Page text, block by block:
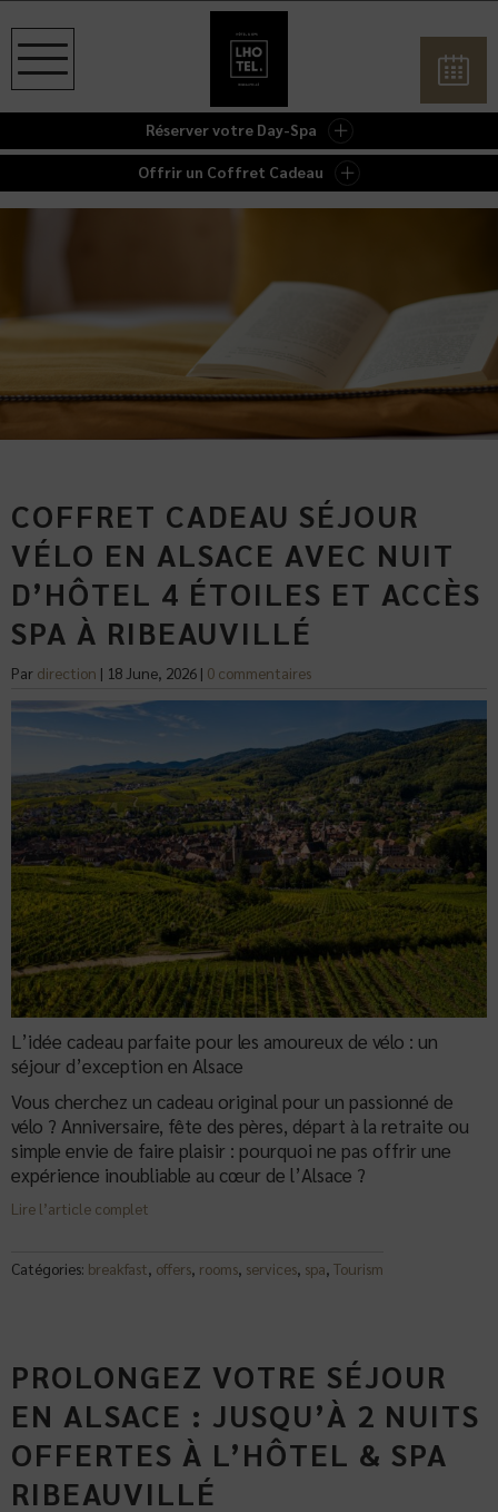
Réserver votre Day-Spa
Offrir un Coffret Cadeau
COFFRET CADEAU SÉJOUR
VÉLO EN ALSACE AVEC NUIT
D’HÔTEL 4 ÉTOILES ET ACCÈS
SPA À RIBEAUVILLÉ
Par direction | 18 June, 2026 | 0 commentaires
L’idée cadeau parfaite pour les amoureux de vélo : un
séjour d’exception en Alsace
Vous cherchez un cadeau original pour un passionné de
vélo ? Anniversaire, fête des pères, départ à la retraite ou
simple envie de faire plaisir : pourquoi ne pas offrir une
expérience inoubliable au cœur de l’Alsace ?
Lire l’article complet
Catégories: breakfast, offers, rooms, services, spa, Tourism
PROLONGEZ VOTRE SÉJOUR
EN ALSACE : JUSQU’À 2 NUITS
OFFERTES À L’HÔTEL & SPA
RIBEAUVILLÉ